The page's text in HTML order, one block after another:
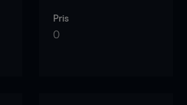
Pris
0